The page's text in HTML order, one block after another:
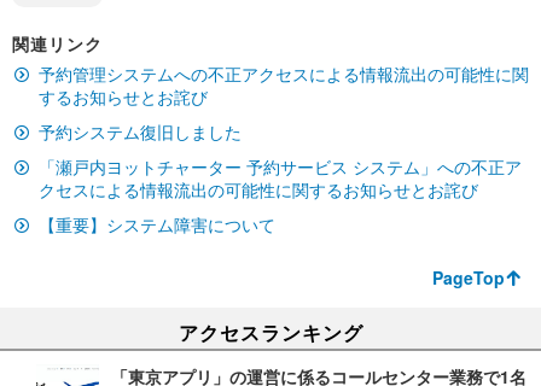
関連リンク
予約管理システムへの不正アクセスによる情報流出の可能性に関
するお知らせとお詫び
予約システム復旧しました
「瀬戸内ヨットチャーター 予約サービス システム」への不正ア
クセスによる情報流出の可能性に関するお知らせとお詫び
【重要】システム障害について
PageTop
アクセスランキング
「東京アプリ」の運営に係るコールセンター業務で1名